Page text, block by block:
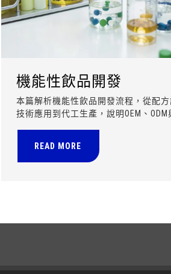
機能性飲品開發
本篇解析機能性飲品開發流程，從配方
技術應用到代工生產，說明OEM、ODM
READ MORE